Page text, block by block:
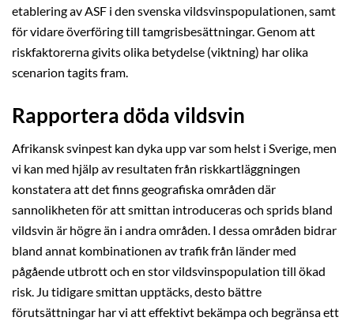
etablering av ASF i den svenska vildsvinspopulationen, samt
för vidare överföring till tamgrisbesättningar. Genom att
riskfaktorerna givits olika betydelse (viktning) har olika
scenarion tagits fram.
Rapportera döda vildsvin
Afrikansk svinpest kan dyka upp var som helst i Sverige, men
vi kan med hjälp av resultaten från riskkartläggningen
konstatera att det finns geografiska områden där
sannolikheten för att smittan introduceras och sprids bland
vildsvin är högre än i andra områden. I dessa områden bidrar
bland annat kombinationen av trafik från länder med
pågående utbrott och en stor vildsvinspopulation till ökad
risk. Ju tidigare smittan upptäcks, desto bättre
förutsättningar har vi att effektivt bekämpa och begränsa ett